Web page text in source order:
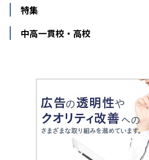
新潟県
中部
愛知県
静岡県
大阪府
兵庫県 京都府 奈
鳥取県
島根県 岡山県 広
香川県
高知
個別教室のトライ
武田塾
中学受験
大学受験
教育全般
大学受験塾の選び方
中学受験に熱心な市区町村ランキン
小学校受験
家庭教師
特集
開成番長直伝！子どもの受験を成功
運動と遊びを考える
情報Ⅰ、数学が苦手な人注目！最短
アップ法
悩み多き「大学受験」相談室
英語・英会話・英検対策
小学校教師が解説！中学受験のリアル
中高一貫校・高校
大学入試改革
ママテクエグザム
進化する中高一貫校・高校